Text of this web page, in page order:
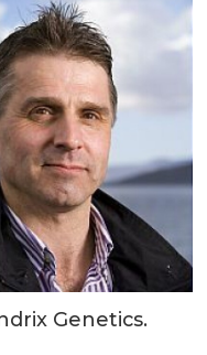
Genetics.